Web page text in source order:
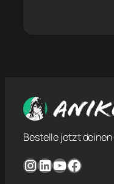
Bestelle jetzt
InstagramLinkedIn YouTube Facebook